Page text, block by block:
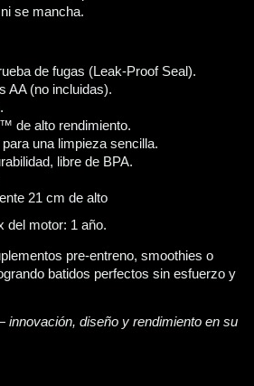
se mancha.
de fugas (Leak-Proof Seal).
AA (no incluidas).
de alto rendimiento.
una limpieza sencilla.
libre de BPA.
21 cm de alto
del motor: 1 año.
pre-entreno, smoothies o
batidos perfectos sin esfuerzo y
diseño y rendimiento en su